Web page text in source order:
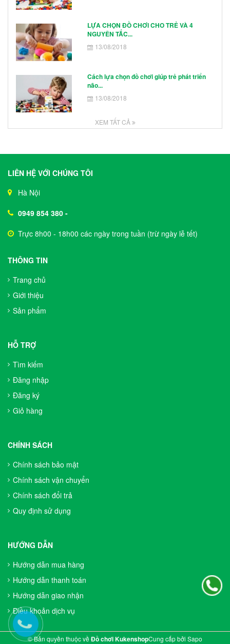
LỰA CHỌN ĐỒ CHƠI CHO TRẺ VÀ 4
NGUYÊN TẮC...
13/08/2018
Cách lựa chọn đồ chơi giúp trẻ phát triển
não...
13/08/2018
XEM TẤT CẢ
LIÊN HỆ VỚI CHÚNG TÔI
Hà Nội
0949 854 380 -
Trực 8h00 - 18h00 các ngày trong tuần (trừ ngày lễ tết)
THÔNG TIN
Trang chủ
Giới thiệu
Sản phẩm
HỖ TRỢ
Tìm kiếm
Đăng nhập
Đăng ký
Giỏ hàng
CHÍNH SÁCH
Chính sách bảo mật
Chính sách vận chuyển
Chính sách đổi trả
Quy định sử dụng
HƯỚNG DẪN
Hướng dẫn mua hàng
Hướng dẫn thanh toán
Hướng dẫn giao nhận
Điều khoản dịch vụ
© Bản quyền thuộc vềĐồ chơi KukenshopCung cấp bởi Sapo